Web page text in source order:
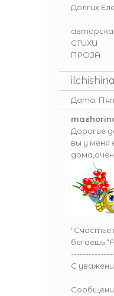
Долгих
СТИХИ
ПРОЗА
ilchishina
Дата:
Дорогие
вы у меня
"Счастье
С